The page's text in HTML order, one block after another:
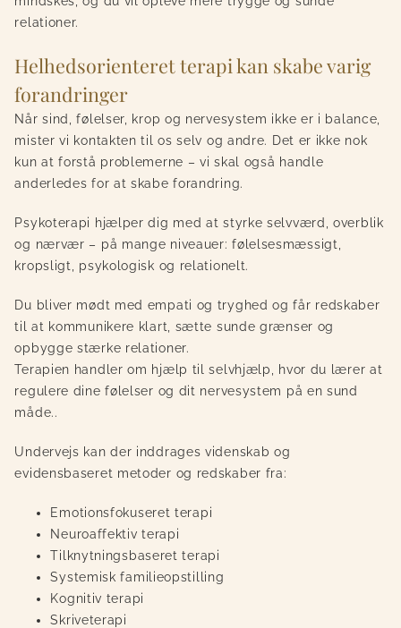
relationer.
Helhedsorienteret terapi kan skabe varig
forandringer
Når sind, følelser, krop og nervesystem ikke er i balance,
mister vi kontakten til os selv og andre. Det er ikke nok
kun at forstå problemerne – vi skal også handle
anderledes for at skabe forandring.
Psykoterapi hjælper dig med at styrke selvværd, overblik
og nærvær – på mange niveauer: følelsesmæssigt,
kropsligt, psykologisk og relationelt.
Du bliver mødt med empati og tryghed og får redskaber
til at kommunikere klart, sætte sunde grænser og
opbygge stærke relationer.
Terapien handler om hjælp til selvhjælp, hvor du lærer at
regulere dine følelser og dit nervesystem på en sund
måde..
Undervejs kan der inddrages videnskab og
evidensbaseret metoder og redskaber fra:
Emotionsfokuseret terapi
Neuroaffektiv terapi
Tilknytningsbaseret terapi
Systemisk familieopstilling
Kognitiv terapi
Skriveterapi